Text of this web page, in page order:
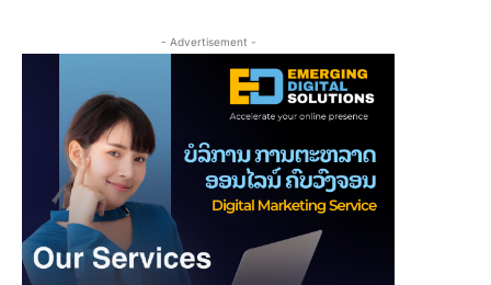
- Advertisement -